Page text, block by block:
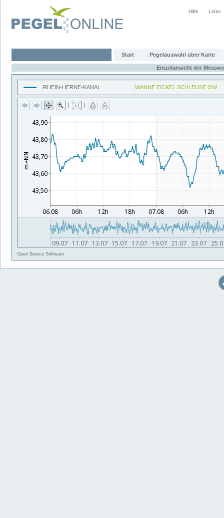
Hilfe Links
Start Pegelauswahl über Karte
Einzelansicht der
RHEIN-HERNE-KANAL WANNE EICKEL SCHLEUSE OW
| |
Open Source Software